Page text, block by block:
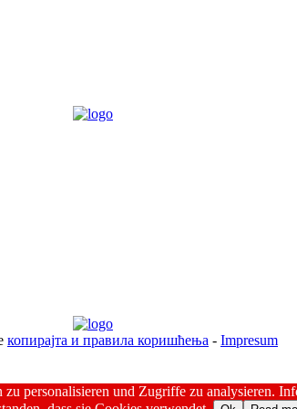
копирајта и правила коришћења - Impresum
personalisieren und Zugriffe zu analysieren.